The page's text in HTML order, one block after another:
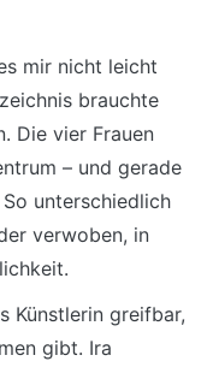
mir nicht leicht
brauchte
Die vier Frauen
– und gerade
unterschiedlich
verwoben, in
Künstlerin greifbar,
gibt. Ira